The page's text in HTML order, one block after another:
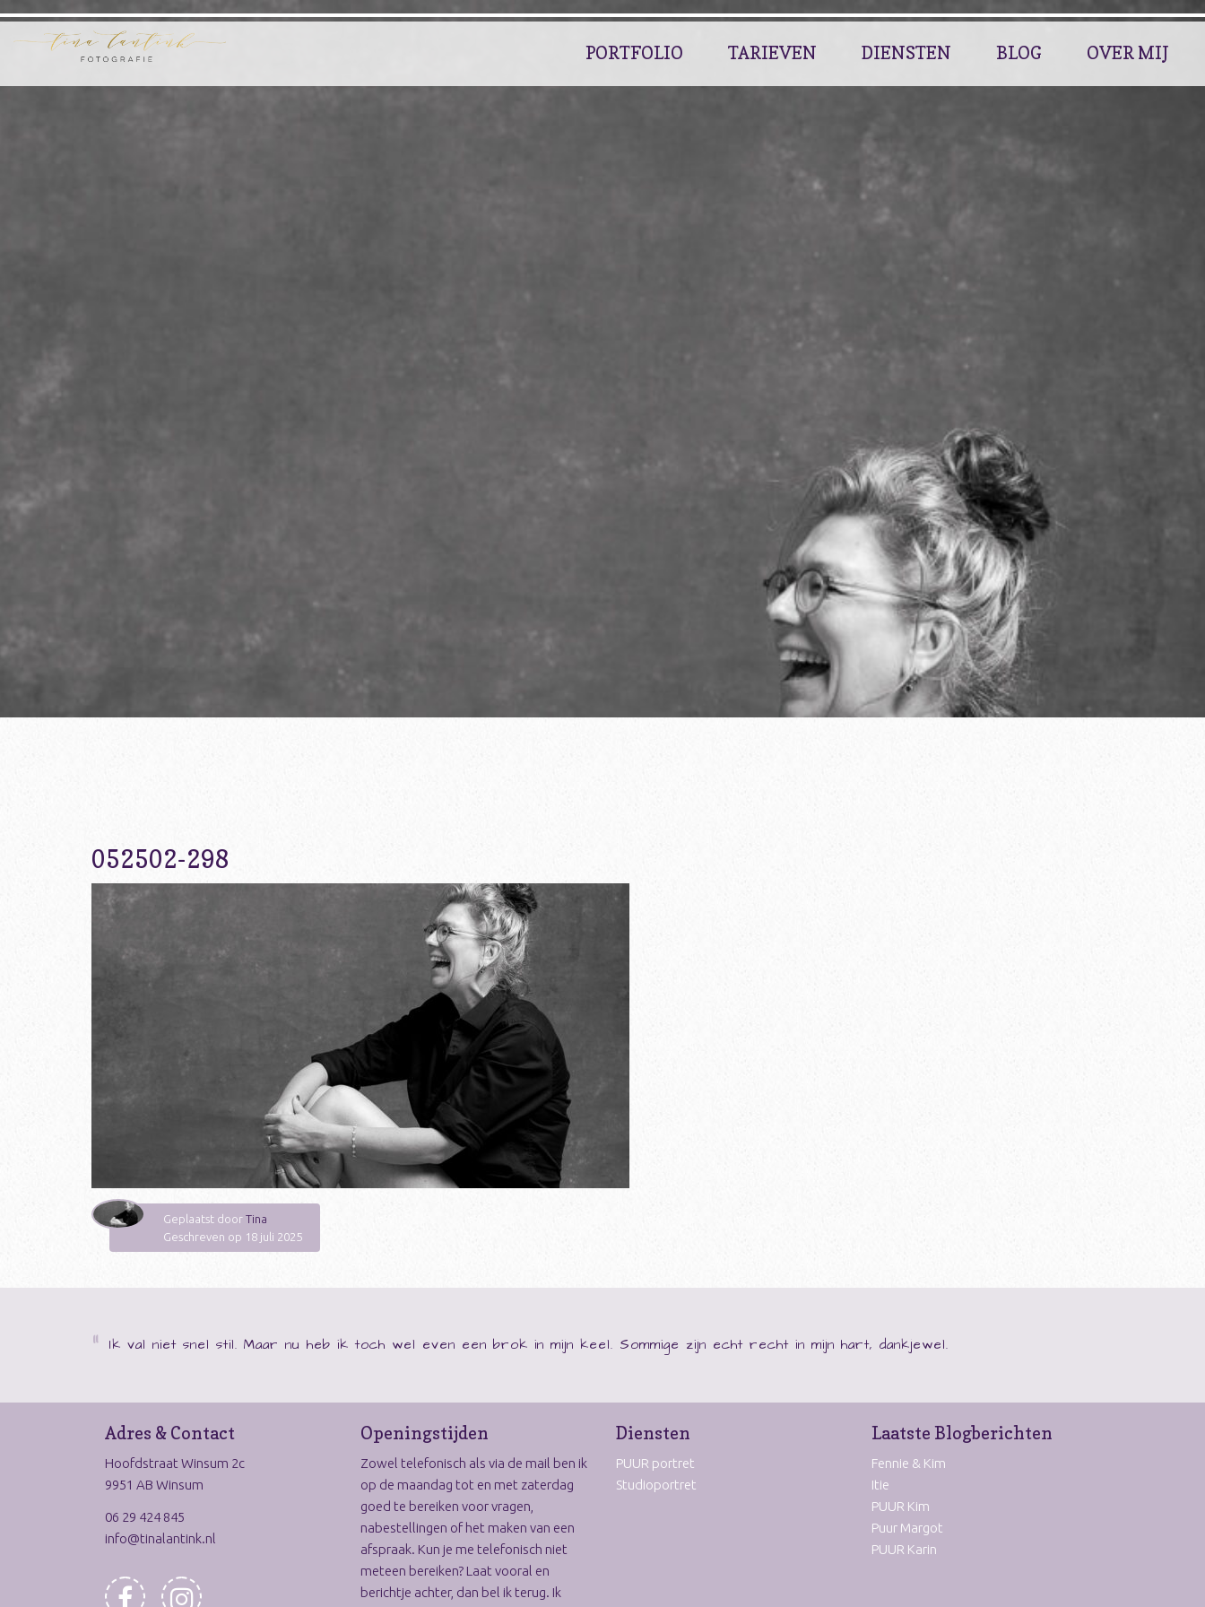
PORTFOLIO TARIEVEN DIENSTEN BLOG OVER MIJ
052502-298
Geplaatst door Tina
Geschreven op 18 juli 2025
Ik val niet snel stil. Maar nu heb ik toch wel even een brok in mijn keel. Sommige zijn echt recht in mijn hart, dankjewel.
Adres & Contact
Hoofdstraat Winsum 2c
9951 AB Winsum
06 29 424 845
info@tinalantink.nl
Openingstijden
Zowel telefonisch als via de mail ben ik
op de maandag tot en met zaterdag
goed te bereiken voor vragen,
nabestellingen of het maken van een
afspraak. Kun je me telefonisch niet
meteen bereiken? Laat vooral en
berichtje achter, dan bel ik terug. Ik
Diensten
PUUR portret
Studioportret
Laatste Blogberichten
Fennie & Kim
Itie
PUUR Kim
Puur Margot
PUUR Karin